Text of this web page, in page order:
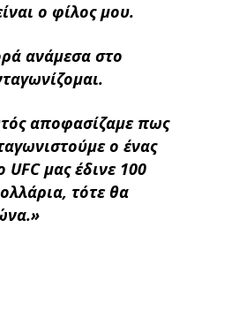
ο φίλος μου.
ανάμεσα στο
αποφασίζαμε πως
ο ένας
UFC μας έδινε 100
τότε θα